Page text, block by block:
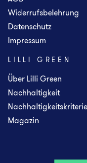
Widerrufsbelehrung
Datenschutz
Impressum
LILLI GREEN
Über Lilli Green
Nachhaltigkeit
Magazin